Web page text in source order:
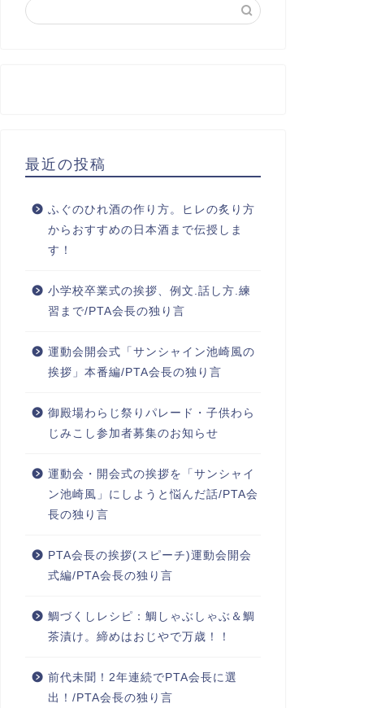
最近の投稿
ふぐのひれ酒の作り方。ヒレの炙り方
からおすすめの日本酒まで伝授しま
す！
小学校卒業式の挨拶、例文.話し方.練
習まで/PTA会長の独り言
運動会開会式「サンシャイン池崎風の
挨拶」本番編/PTA会長の独り言
御殿場わらじ祭りパレード・子供わら
じみこし参加者募集のお知らせ
運動会・開会式の挨拶を「サンシャイ
ン池崎風」にしようと悩んだ話/PTA会
長の独り言
PTA会長の挨拶(スピーチ)運動会開会
式編/PTA会長の独り言
鯛づくしレシピ：鯛しゃぶしゃぶ＆鯛
茶漬け。締めはおじやで万歳！！
前代未聞！2年連続でPTA会長に選
出！/PTA会長の独り言